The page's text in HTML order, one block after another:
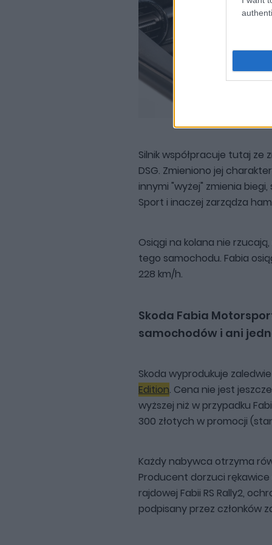
Silnik współpracuje tutaj ze
DSG. Zmieniono jej
innymi "wyżej" zmienia
Sport i inaczej zarządza
Osiągi na kolana nie
tego samochodu. Fabia
228 km/h.
Skoda Fabia
samochodów i ani
Skoda wyprodukuje
Edition. Cena nie jest
wyższej niż w przypadku
300 złotych w promocji
Każdy nabywca otrzyma
Producent dorzuci
rajdowej Fabii RS Rally2,
podpisany przez członków